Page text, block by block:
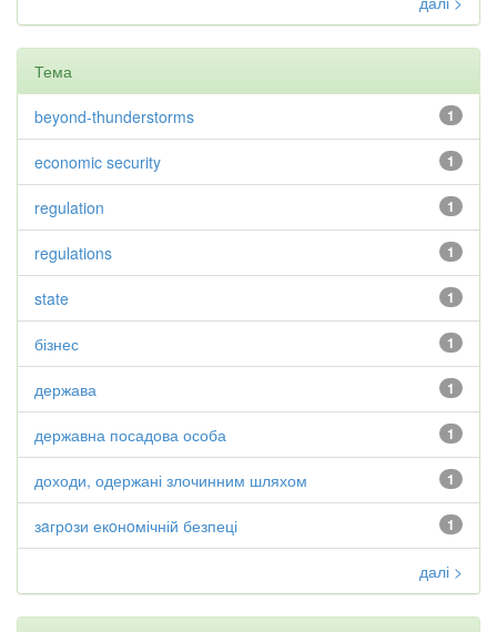
Тема
1
beyond-thunderstorms
1
economic security
1
regulation
1
regulations
1
state
1
бізнес
1
держава
1
державна посадова особа
1
доходи, одержані злочинним шляхом
1
зaгрoзи екoнoмічній безпеці
далі >